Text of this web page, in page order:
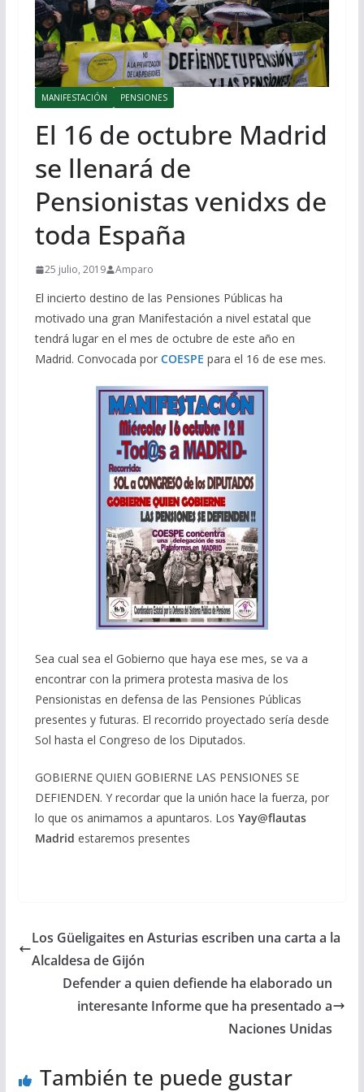
MANIFESTACIÓN PENSIONES
El 16 de octubre Madrid
se llenará de
Pensionistas venidxs de
toda España
25 julio, 2019 Amparo
El incierto destino de las Pensiones Públicas ha
motivado una gran Manifestación a nivel estatal que
tendrá lugar en el mes de octubre de este año en
Madrid. Convocada por COESPE para el 16 de ese mes.
Sea cual sea el Gobierno que haya ese mes, se va a
encontrar con la primera protesta masiva de los
Pensionistas en defensa de las Pensiones Públicas
presentes y futuras. El recorrido proyectado sería desde
Sol hasta el Congreso de los Diputados.
GOBIERNE QUIEN GOBIERNE LAS PENSIONES SE
DEFIENDEN. Y recordar que la unión hace la fuerza, por
lo que os animamos a apuntaros. Los Yay@flautas
Madrid estaremos presentes
Los Güeligaites en Asturias escriben una carta a la
Alcaldesa de Gijón
Defender a quien defiende ha elaborado un
interesante Informe que ha presentado a
Naciones Unidas
También te puede gustar